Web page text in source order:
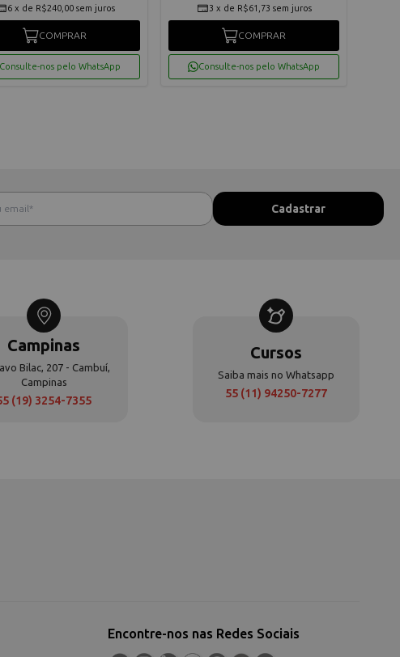
6 x de R$240,00 sem juros
COMPRAR
Consulte-nos pelo WhatsApp
3 x de R$61,73 sem juros
COMPRAR
Consulte-nos pelo WhatsApp
Campinas
Bilac, 207 - Cambuí,
Campinas
(19) 3254-7355
Cursos
Saiba mais no Whatsapp
55 (11) 94250-7277
Encontre-nos nas Redes Sociais